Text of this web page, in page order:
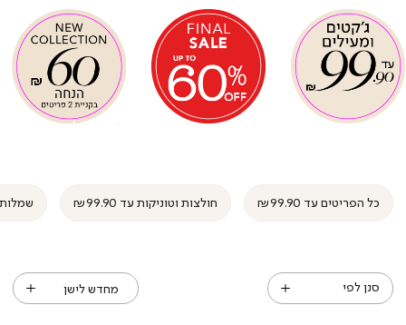
באנר
עיגולים
ספיישל
פרייס
באנר
עיגולים
ספיישל
פרייס
באנר
עיגולים
ספיישל
פרייס
באנר
עיגולים
ספיישל
פרייס
באנר
עיגולים
ספיישל
פרייס
באנר
עיגולים
ספיישל
פרייס
כל הפריטים עד ₪99.90 חולצות וטוניקות עד ₪99.90 שמלות עד
סנן לפי